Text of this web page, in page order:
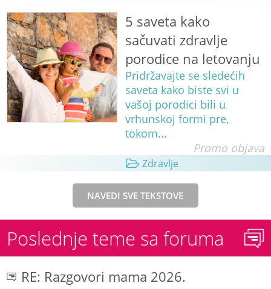
5 saveta kako
sačuvati zdravlje
porodice na letovanju
Pridržavajte se sledećih
saveta kako biste svi u
vašoj porodici bili u
vrhunskoj formi pre,
tokom...
Promo objava
Zdravlje
NAVEDI SVE TEKSTOVE
Poslednje teme sa foruma
RE: Razgovori mama 2026.